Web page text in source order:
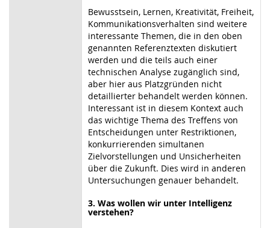
Bewusstsein, Lernen, Kreativität, Freiheit,
Kommunikationsverhalten sind weitere
interessante Themen, die in den oben
genannten Referenztexten diskutiert
werden und die teils auch einer
technischen Analyse zugänglich sind,
aber hier aus Platzgründen nicht
detaillierter behandelt werden können.
Interessant ist in diesem Kontext auch
das wichtige Thema des Treffens von
Entscheidungen unter Restriktionen,
konkurrierenden simultanen
Zielvorstellungen und Unsicherheiten
über die Zukunft. Dies wird in anderen
Untersuchungen genauer behandelt.
3. Was wollen wir unter Intelligenz
verstehen?